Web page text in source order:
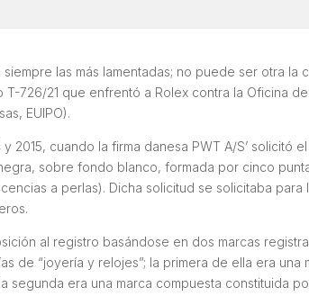
las más lamentadas; no puede ser otra la
T-726/21 que enfrentó a Rolex contra la Oficina
EUIPO).
2015, cuando la firma danesa PWT A/S’ solicitó
sobre fondo blanco, formada por cinco
a perlas). Dicha solicitud se solicitaba
al registro basándose en dos marcas
de “joyería y relojes”; la primera de ella era
segunda era una marca compuesta constituida